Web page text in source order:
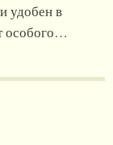
удобен в
особого…